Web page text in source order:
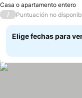
Casa o apartamento entero
/ Puntuación no
Elige fechas para